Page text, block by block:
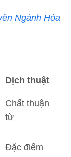
Ngành Hóa
Dịch thuật
Chất thuận
từ
Đặc điểm